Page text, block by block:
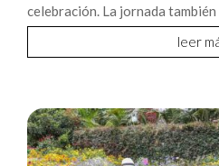
celebración. La jornada también
leer